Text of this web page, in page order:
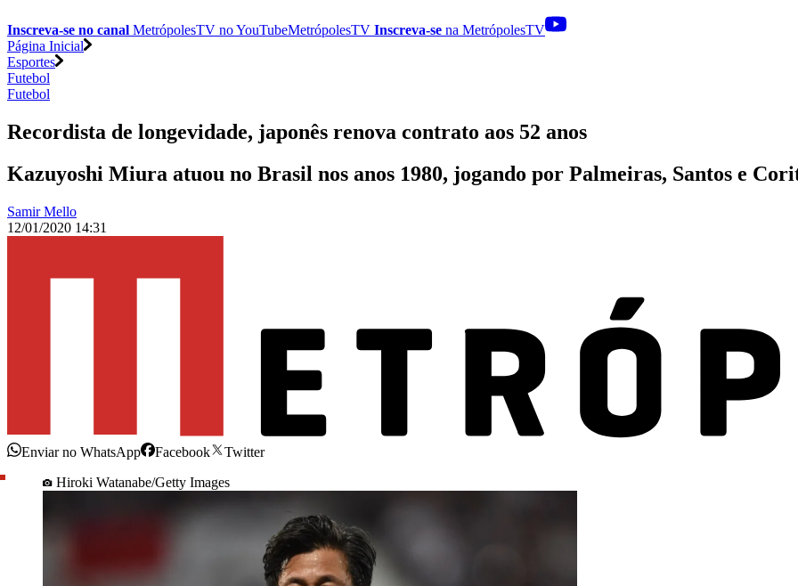
Inscreva-se no canal MetrópolesTV noYouTubeMetrópolesTV Inscreva-se na MetrópolesTV
Página Inicial
Esportes
Futebol
Futebol
Recordista de longevidade, japonês renova contrato aos 52 anos
Kazuyoshi Miura atuou no Brasil nos anos 1980, jogando por Palmeiras, Santos e
Samir Mello
12/01/2020 14:31
Enviar no WhatsApp Facebook
Twitter
Hiroki Watanabe/Getty Images